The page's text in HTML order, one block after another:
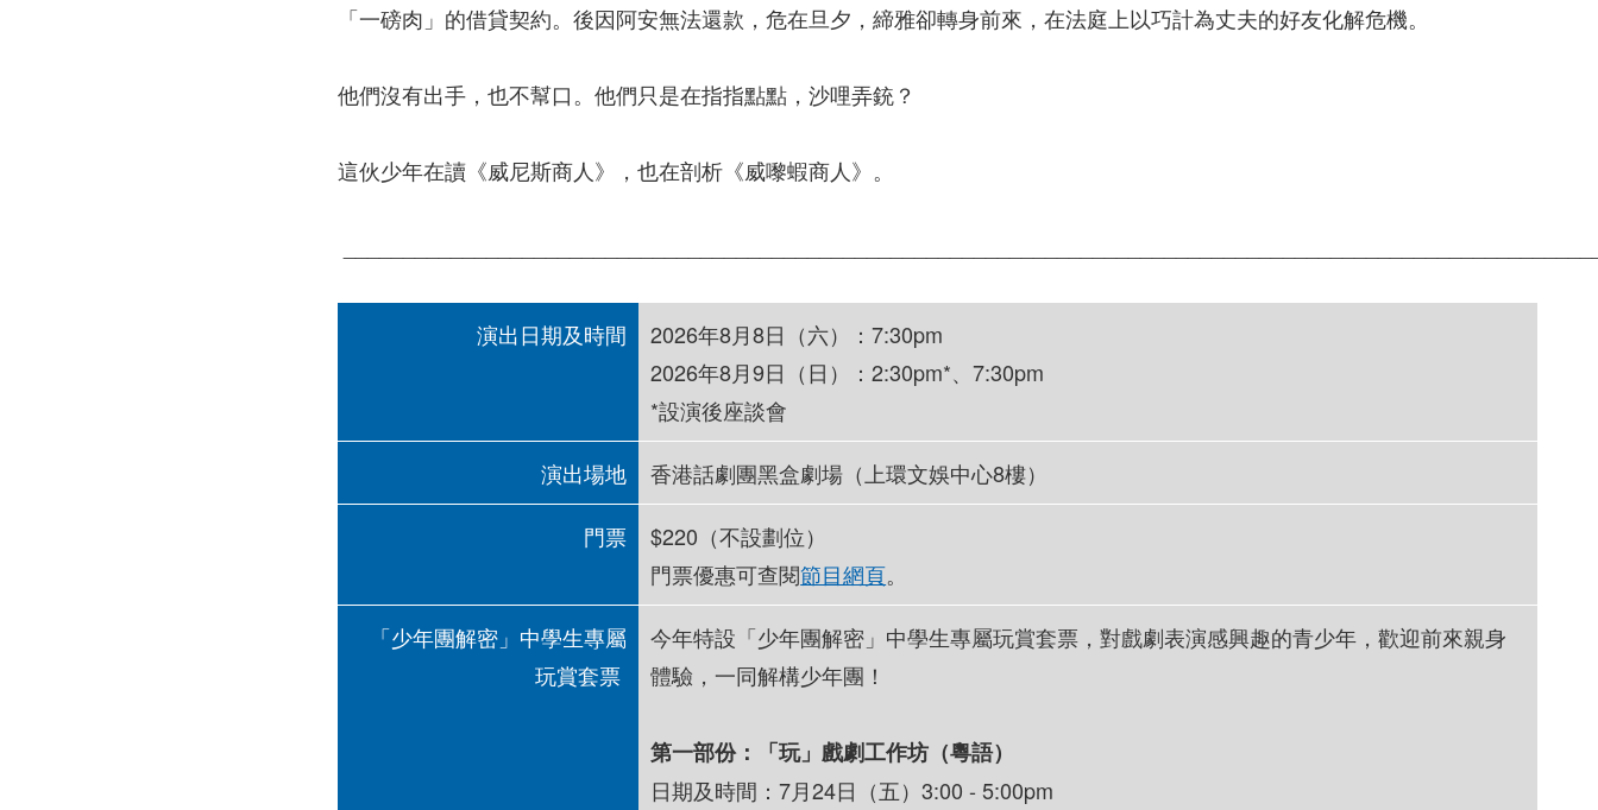
「一磅肉」的借貸契約。後因阿安無法還款，危在旦夕，締雅卻轉身前來，在法庭上以巧計為丈夫的好友化解危機。
他們沒有出手，也不幫口。他們只是在指指點點，沙哩弄銃？
這伙少年在讀《威尼斯商人》，也在剖析《威嚟蝦商人》。
演出日期及時間
2026年8月8日（六）：7:30pm
2026年8月9日（日）：2:30pm*、7:30pm
*設演後座談會
演出場地 香港話劇團黑盒劇場（上環文娛中心8樓）
門票
$220（不設劃位）
門票優惠可查閱節目網頁。
「少年團解密」中學生專屬
玩賞套票
今年特設「少年團解密」中學生專屬玩賞套票，對戲劇表演感興趣的青少年，歡迎前來親身
體驗，一同解構少年團！
第一部份：「玩」戲劇工作坊（粵語）
日期及時間：7月24日（五）3:00 - 5:00pm